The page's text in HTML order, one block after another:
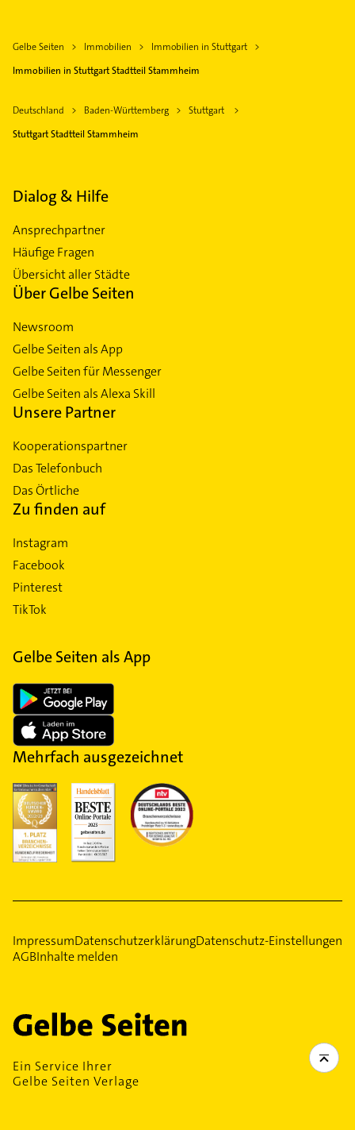
Gelbe Seiten Immobilien
Immobilien in Stuttgart
Immobilien in Stuttgart Stadtteil Stammheim
Deutschland Baden-Württemberg
Stuttgart
Stuttgart Stadtteil Stammheim
Dialog & Hilfe
Ansprechpartner
Häufige Fragen
Übersicht aller Städte
Über Gelbe Seiten
Newsroom
Gelbe Seiten als App
Gelbe Seiten für Messenger
Gelbe Seiten als Alexa Skill
Unsere Partner
Kooperationspartner
Das Telefonbuch
Das Örtliche
Zu finden auf
Instagram
Facebook
Pinterest
TikTok
Gelbe Seiten als App
Mehrfach ausgezeichnet
ImpressumDatenschutzerklärungDatenschutz-Einstellungen
AGBInhalte melden
Ein Service Ihrer
Gelbe Seiten Verlage